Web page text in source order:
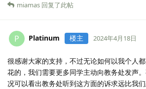
miamas 回复了此帖
P Platinum 楼主 2024年4月18日
很感谢大家的支持，不过无论如何以我个人
花的，我们需要更多同学主动向教务处发声
况可以看出教务处听到这方面的诉求远比我